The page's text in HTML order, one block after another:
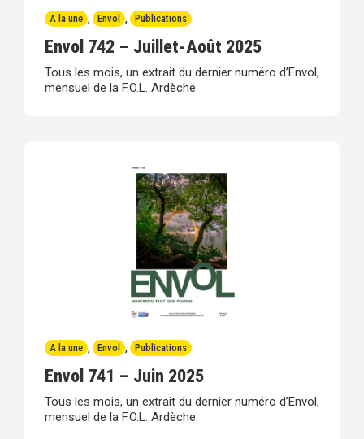
A la une , Envol , Publications
Envol 742 – Juillet-Août 2025
Tous les mois, un extrait du dernier numéro d’Envol,
mensuel de la F.O.L. Ardèche.
A la une , Envol , Publications
Envol 741 – Juin 2025
Tous les mois, un extrait du dernier numéro d’Envol,
mensuel de la F.O.L. Ardèche.